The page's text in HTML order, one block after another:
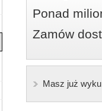
Ponad
Zamów
Masz już